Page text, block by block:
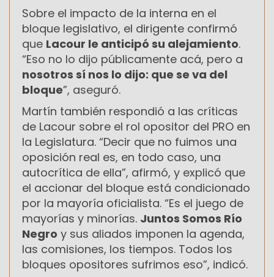
Sobre el impacto de la interna en el
bloque legislativo, el dirigente confirmó
que Lacour le anticipó su alejamiento.
“Eso no lo dijo públicamente acá, pero a
nosotros sí nos lo dijo: que se va del
bloque”, aseguró.
Martín también respondió a las críticas
de Lacour sobre el rol opositor del PRO en
la Legislatura. “Decir que no fuimos una
oposición real es, en todo caso, una
autocrítica de ella”, afirmó, y explicó que
el accionar del bloque está condicionado
por la mayoría oficialista. “Es el juego de
mayorías y minorías. Juntos Somos Río
Negro y sus aliados imponen la agenda,
las comisiones, los tiempos. Todos los
bloques opositores sufrimos eso”, indicó.